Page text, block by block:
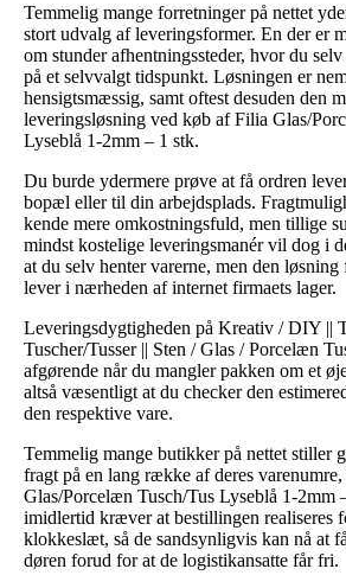
Temmelig mange forretninger på nettet
stort udvalg af leveringsformer. En der er
om stunder afhentningssteder, hvor du
på et selvvalgt tidspunkt. Løsningen er
hensigtsmæssig, samt oftest desuden den
leveringsløsning ved køb af Filia Glas/
Lyseblå 1-2mm – 1 stk.
Du burde ydermere prøve at få ordren
bopæl eller til din arbejdsplads.
kende mere omkostningsfuld, men tillige
mindst kostelige leveringsmanér vil dog i
at du selv henter varerne, men den
lever i nærheden af internet firmaets lager.
Leveringsdygtigheden på Kreativ / DIY ||
Tuscher/Tusser || Sten / Glas / Porcelæn
afgørende når du mangler pakken om et
altså væsentligt at du checker den
den respektive vare.
Temmelig mange butikker på nettet stiller
fragt på en lang række af deres
Glas/Porcelæn Tusch/Tus Lyseblå 1-2mm
imidlertid kræver at bestillingen realiseres
klokkeslæt, så de sandsynligvis kan nå at
døren forud for at de logistikansatte får fri.